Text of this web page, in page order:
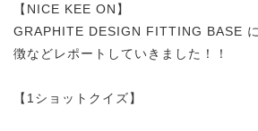
【NICE KEE ON】
GRAPHITE DESIGN FITTING BASE
徴などレポートしていきました！！
【1ショットクイズ】